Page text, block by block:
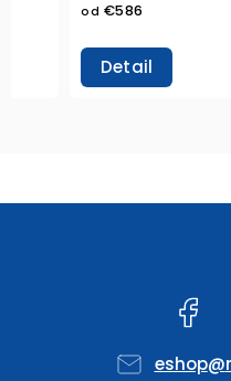
od €586
Detail
eshop@